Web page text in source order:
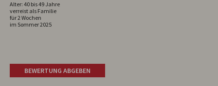
Alter: 40 bis 49 Jahre
verreist als Familie
für 2 Wochen
im Sommer 2025
BEWERTUNG ABGEBEN